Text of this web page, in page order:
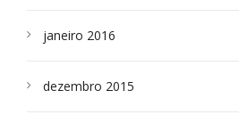
janeiro 2016
dezembro 2015